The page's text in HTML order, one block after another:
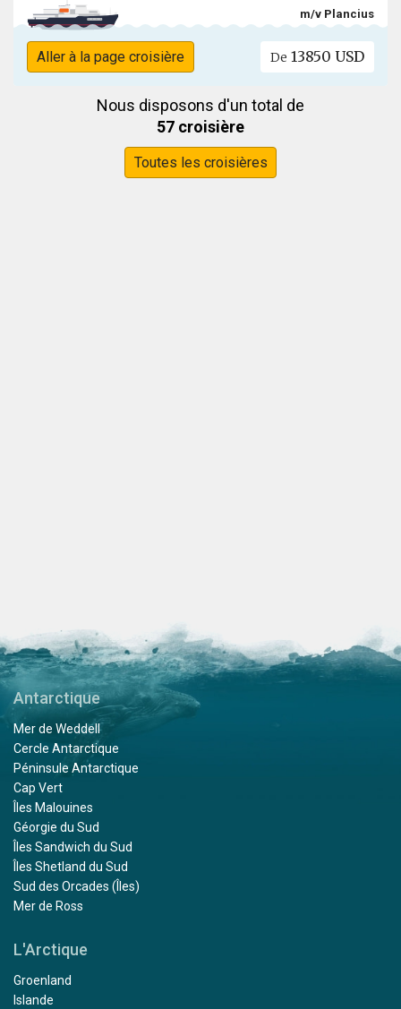
m/v Plancius
Aller à la page croisière De 13850 USD
Nous disposons d'un total de
57 croisière
Toutes les croisières
Antarctique
Mer de Weddell
Cercle Antarctique
Péninsule Antarctique
Cap Vert
Îles Malouines
Géorgie du Sud
Îles Sandwich du Sud
Îles Shetland du Sud
Sud des Orcades (Îles)
Mer de Ross
L'Arctique
Groenland
Islande